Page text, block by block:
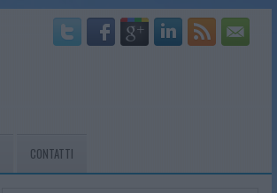
CONTATTI